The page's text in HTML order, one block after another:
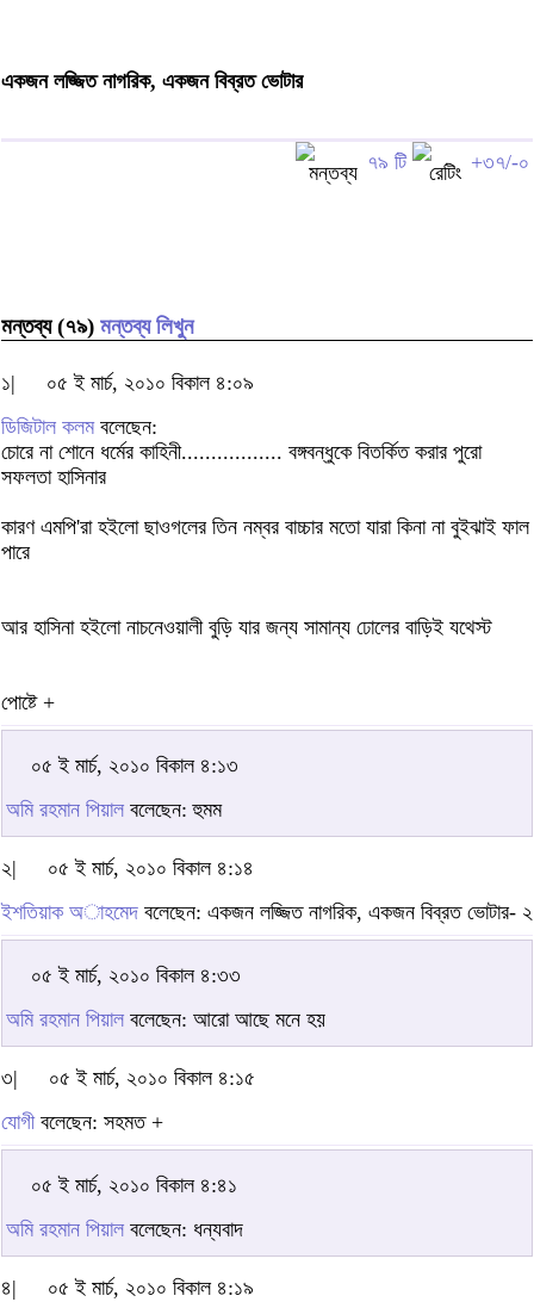
একজন লজ্জিত নাগরিক, একজন বিব্রত ভোটার
৭৯ টি +৩৭/-০
মন্তব্য (৭৯) মন্তব্য লিখুন
১|
০৫ ই মার্চ, ২০১০ বিকাল ৪:০৯
ডিজিটাল কলমবলেছেন:
চোরে না শোনে ধর্মের কাহিনী................. বঙ্গবন্ধুকে বিতর্কিত করার পুরো
সফলতা হাসিনার
কারণ এমপি'রা হইলো ছাওগলের তিন নম্বর বাচ্চার মতো যারা কিনা না বুইঝাই ফাল
পারে
আর হাসিনা হইলো নাচনেওয়ালী বুড়ি যার জন্য সামান্য ঢোলের বাড়িই যথেস্ট
পোষ্টে +
০৫ ই মার্চ, ২০১০ বিকাল ৪:১৩
অমি রহমান পিয়াল বলেছেন: হুমম
২|
০৫ ই মার্চ, ২০১০ বিকাল ৪:১৪
ইশতিয়াক অাহমেদ বলেছেন: একজন লজ্জিত নাগরিক, একজন বিব্রত ভোটার- ২
০৫ ই মার্চ, ২০১০ বিকাল ৪:৩৩
অমি রহমান পিয়াল বলেছেন: আরো আছে মনে হয়
৩|
০৫ ই মার্চ, ২০১০ বিকাল ৪:১৫
যোগীবলেছেন: সহমত +
০৫ ই মার্চ, ২০১০ বিকাল ৪:৪১
অমি রহমান পিয়াল বলেছেন: ধন্যবাদ
৪|
০৫ ই মার্চ, ২০১০ বিকাল ৪:১৯